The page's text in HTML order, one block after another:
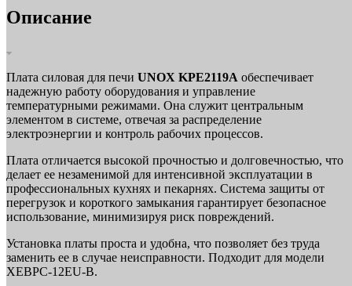
Описание
Плата силовая для печи UNOX KPE2119A обеспечивает
надежную работу оборудования и управление
температурными режимами. Она служит центральным
элементом в системе, отвечая за распределение
электроэнергии и контроль рабочих процессов.
Плата отличается высокой прочностью и долговечностью, что
делает ее незаменимой для интенсивной эксплуатации в
профессиональных кухнях и пекарнях. Система защиты от
перегрузок и короткого замыкания гарантирует безопасное
использование, минимизируя риск повреждений.
Установка платы проста и удобна, что позволяет без труда
заменить ее в случае неисправности. Подходит для модели
XEBPC-12EU-B.